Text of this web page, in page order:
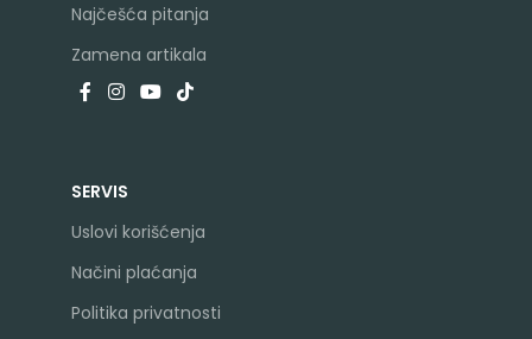
Najčešća pitanja
Zamena artikala
SERVIS
Uslovi korišćenja
Načini plaćanja
Politika privatnosti